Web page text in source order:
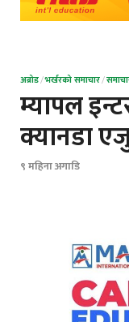
अब्रोड/भर्खरको समाचार/
म्यापल
क्यानडा
९ महिना अगाडि